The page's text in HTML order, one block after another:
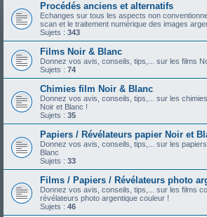
Procédés anciens et alternatifs
Echanges sur tous les aspects non
scan et le traitement numérique des images
Sujets : 343
Films Noir & Blanc
Donnez vos avis, conseils, tips,... sur les films
Sujets : 74
Chimies film Noir & Blanc
Donnez vos avis, conseils, tips,... sur les
Noir et Blanc !
Sujets : 35
Papiers / Révélateurs papier Noir et
Donnez vos avis, conseils, tips,... sur les
Blanc
Sujets : 33
Films / Papiers / Révélateurs photo
Donnez vos avis, conseils, tips,... sur les films
révélateurs photo argentique couleur !
Sujets : 46